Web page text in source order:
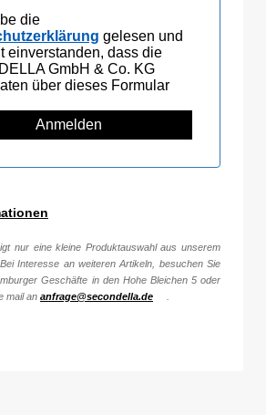
die
gelesen und
einverstanden, dass die
GmbH & Co. KG
über dieses Formular
nur eine kleine Produktauswahl aus unserem
Interesse an weiteren Artikeln, besuchen Sie
Geschäfte in den Hohe Bleichen 5 oder
mail an anfrage@secondella.de